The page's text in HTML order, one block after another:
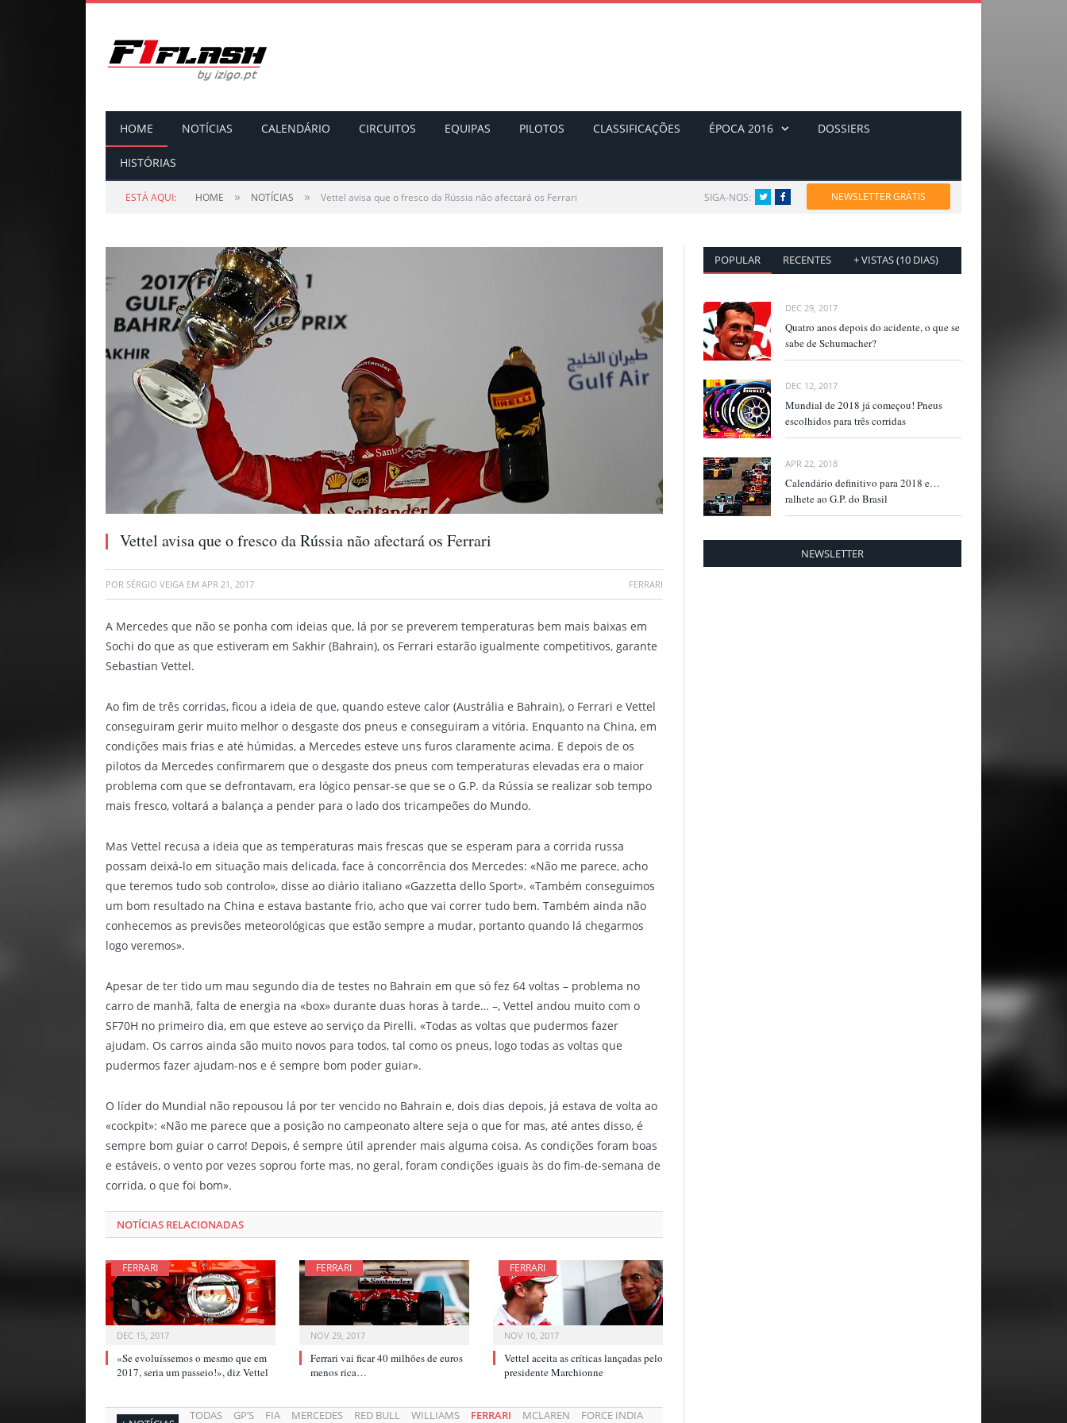
HOME NOTÍCIAS CALENDÁRIO CIRCUITOS EQUIPAS PILOTOS CLASSIFICAÇÕES ÉPOCA 2016 DOSSIERS
HISTÓRIAS
ESTÁ AQUI: HOME » NOTÍCIAS » Vettel avisa que o fresco da Rússia não afectará os Ferrari SIGA-NOS: TwitterFacebook NEWSLETTER GRÁTIS
Vettel avisa que o fresco da Rússia não afectará os Ferrari
POR SÉRGIO VEIGA EM APR 21, 2017 FERRARI
A Mercedes que não se ponha com ideias que, lá por se preverem temperaturas bem mais baixas em
Sochi do que as que estiveram em Sakhir (Bahrain), os Ferrari estarão igualmente competitivos, garante
Sebastian Vettel.
Ao fim de três corridas, ficou a ideia de que, quando esteve calor (Austrália e Bahrain), o Ferrari e Vettel
conseguiram gerir muito melhor o desgaste dos pneus e conseguiram a vitória. Enquanto na China, em
condições mais frias e até húmidas, a Mercedes esteve uns furos claramente acima. E depois de os
pilotos da Mercedes confirmarem que o desgaste dos pneus com temperaturas elevadas era o maior
problema com que se defrontavam, era lógico pensar-se que se o G.P. da Rússia se realizar sob tempo
mais fresco, voltará a balança a pender para o lado dos tricampeões do Mundo.
Mas Vettel recusa a ideia que as temperaturas mais frescas que se esperam para a corrida russa
possam deixá-lo em situação mais delicada, face à concorrência dos Mercedes: «Não me parece, acho
que teremos tudo sob controlo», disse ao diário italiano «Gazzetta dello Sport». «Também conseguimos
um bom resultado na China e estava bastante frio, acho que vai correr tudo bem. Também ainda não
conhecemos as previsões meteorológicas que estão sempre a mudar, portanto quando lá chegarmos
logo veremos».
Apesar de ter tido um mau segundo dia de testes no Bahrain em que só fez 64 voltas – problema no
carro de manhã, falta de energia na «box» durante duas horas à tarde… –, Vettel andou muito com o
SF70H no primeiro dia, em que esteve ao serviço da Pirelli. «Todas as voltas que pudermos fazer
ajudam. Os carros ainda são muito novos para todos, tal como os pneus, logo todas as voltas que
pudermos fazer ajudam-nos e é sempre bom poder guiar».
O líder do Mundial não repousou lá por ter vencido no Bahrain e, dois dias depois, já estava de volta ao
«cockpit»: «Não me parece que a posição no campeonato altere seja o que for mas, até antes disso, é
sempre bom guiar o carro! Depois, é sempre útil aprender mais alguma coisa. As condições foram boas
e estáveis, o vento por vezes soprou forte mas, no geral, foram condições iguais às do fim-de-semana de
corrida, o que foi bom».
NOTÍCIAS RELACIONADAS
FERRARI
DEC 15, 2017
«Se evoluíssemos o mesmo que em
2017, seria um passeio!», diz Vettel
FERRARI
NOV 29, 2017
Ferrari vai ficar 40 milhões de euros
menos rica…
FERRARI
NOV 10, 2017
Vettel aceita as críticas lançadas pelo
presidente Marchionne
TODAS GP’S FIA MERCEDES RED BULL WILLIAMS FERRARI MCLAREN FORCE INDIA
POPULAR RECENTES + VISTAS (10 DIAS)
DEC 29, 2017
Quatro anos depois do acidente, o que se
sabe de Schumacher?
DEC 12, 2017
Mundial de 2018 já começou! Pneus
escolhidos para três corridas
APR 22, 2018
Calendário definitivo para 2018 e…
ralhete ao G.P. do Brasil
NEWSLETTER